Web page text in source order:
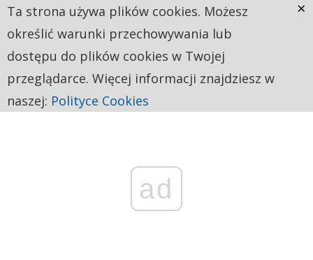
ad
Ta strona używa plików cookies. Możesz
określić warunki przechowywania lub
dostępu do plików cookies w Twojej
przeglądarce. Więcej informacji znajdziesz w
naszej: Polityce Cookies
×